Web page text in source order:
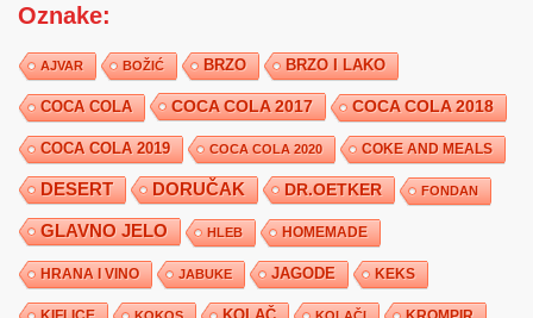
Oznake:
AJVAR BOŽIĆ BRZO BRZO I LAKO
COCA COLA COCA COLA 2017 COCA COLA 2018
COCA COLA 2019 COCA COLA 2020 COKE AND MEALS
DESERT DORUČAK DR.OETKER FONDAN
GLAVNO JELO HLEB HOMEMADE
HRANA I VINO JABUKE JAGODE KEKS
KIFLICE KOKOS KOLAČI